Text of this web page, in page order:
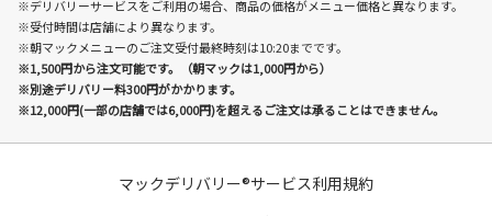
※デリバリーサービスをご利用の場合、商品の価格がメニュー価格と異なります。
※受付時間は店舗により異なります。
※朝マックメニューのご注文受付最終時刻は10:20までです。
※1,500円から注文可能です。（朝マックは1,000円から）
※別途デリバリー料300円がかかります。
※12,000円(一部の店舗では6,000円)を超えるご注文は承ることはできません。
マックデリバリー®サービス利用規約